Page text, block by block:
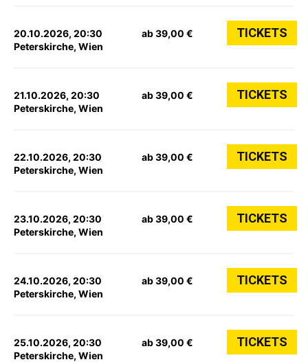
20.10.2026, 20:30
Peterskirche, Wien
ab 39,00 € TICKETS
21.10.2026, 20:30
Peterskirche, Wien
ab 39,00 € TICKETS
22.10.2026, 20:30
Peterskirche, Wien
ab 39,00 € TICKETS
23.10.2026, 20:30
Peterskirche, Wien
ab 39,00 € TICKETS
24.10.2026, 20:30
Peterskirche, Wien
ab 39,00 € TICKETS
25.10.2026, 20:30
Peterskirche, Wien
ab 39,00 € TICKETS